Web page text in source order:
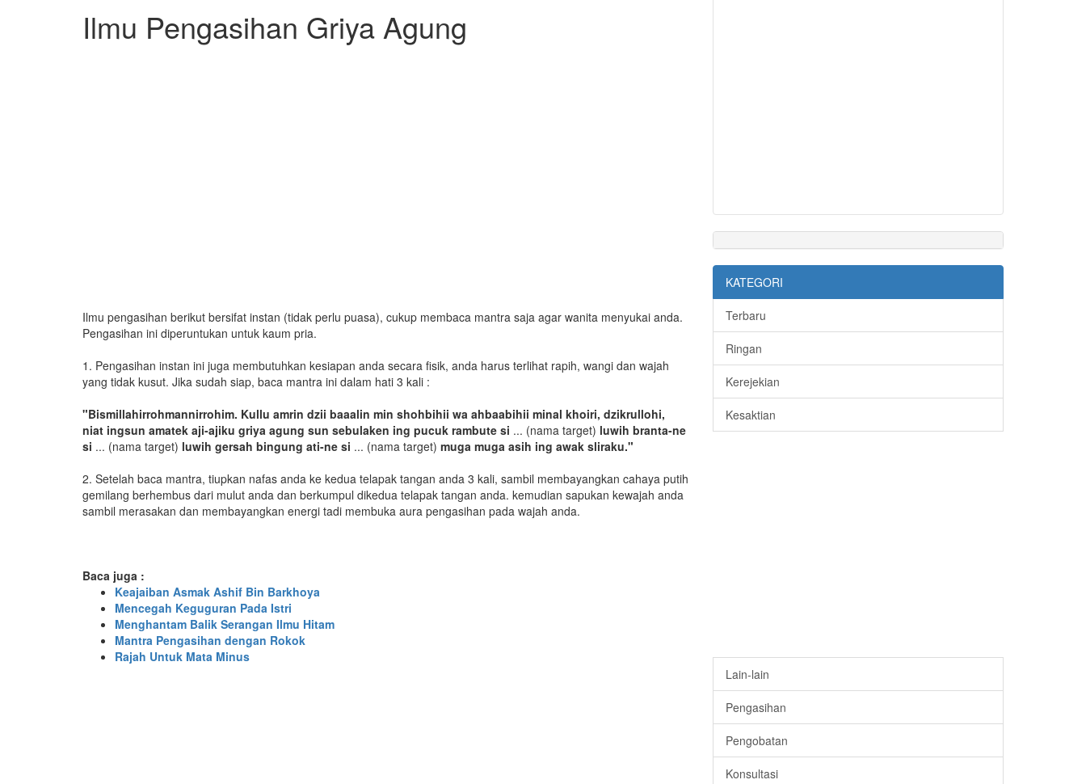
Ilmu Pengasihan Griya Agung
Ilmu pengasihan berikut bersifat instan (tidak perlu puasa), cukup membaca mantra saja agar wanita menyukai anda.
Pengasihan ini diperuntukan untuk kaum pria.
1. Pengasihan instan ini juga membutuhkan kesiapan anda secara fisik, anda harus terlihat rapih, wangi dan wajah
yang tidak kusut. Jika sudah siap, baca mantra ini dalam hati 3 kali :
"Bismillahirrohmannirrohim. Kullu amrin dzii baaalin min shohbihii wa ahbaabihii minal khoiri, dzikrullohi,
niat ingsun amatek aji-ajiku griya agung sun sebulaken ing pucuk rambute si ... (nama target) luwih branta-ne
si ... (nama target) luwih gersah bingung ati-ne si ... (nama target) muga muga asih ing awak sliraku."
2. Setelah baca mantra, tiupkan nafas anda ke kedua telapak tangan anda 3 kali, sambil membayangkan cahaya putih
gemilang berhembus dari mulut anda dan berkumpul dikedua telapak tangan anda. kemudian sapukan kewajah anda
sambil merasakan dan membayangkan energi tadi membuka aura pengasihan pada wajah anda.
Baca juga :
Keajaiban Asmak Ashif Bin Barkhoya
Mencegah Keguguran Pada Istri
Menghantam Balik Serangan Ilmu Hitam
Mantra Pengasihan dengan Rokok
Rajah Untuk Mata Minus
KATEGORI
Terbaru
Ringan
Kerejekian
Kesaktian
Lain-lain
Pengasihan
Pengobatan
Konsultasi